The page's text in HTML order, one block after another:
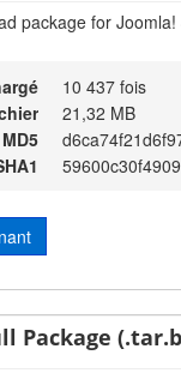
package for Joomla!
10 437 fois
21,32 MB
Package